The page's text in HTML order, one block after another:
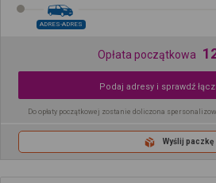
ADRES-ADRES
Opłata początkowa
Podaj adresy i sprawdź
Do opłaty początkowej zostanie doliczona
Wyślij paczkę